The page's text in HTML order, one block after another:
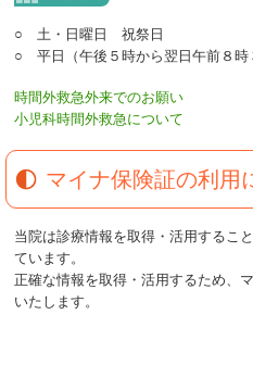
○ 土・日曜日 祝祭日
○ 平日（午後５時から翌日午前８時
時間外救急外来でのお願い
小児科時間外救急について
マイナ保険証の利用
当院は診療情報を取得・活用するこ
ています。
正確な情報を取得・活用するため、
いたします。